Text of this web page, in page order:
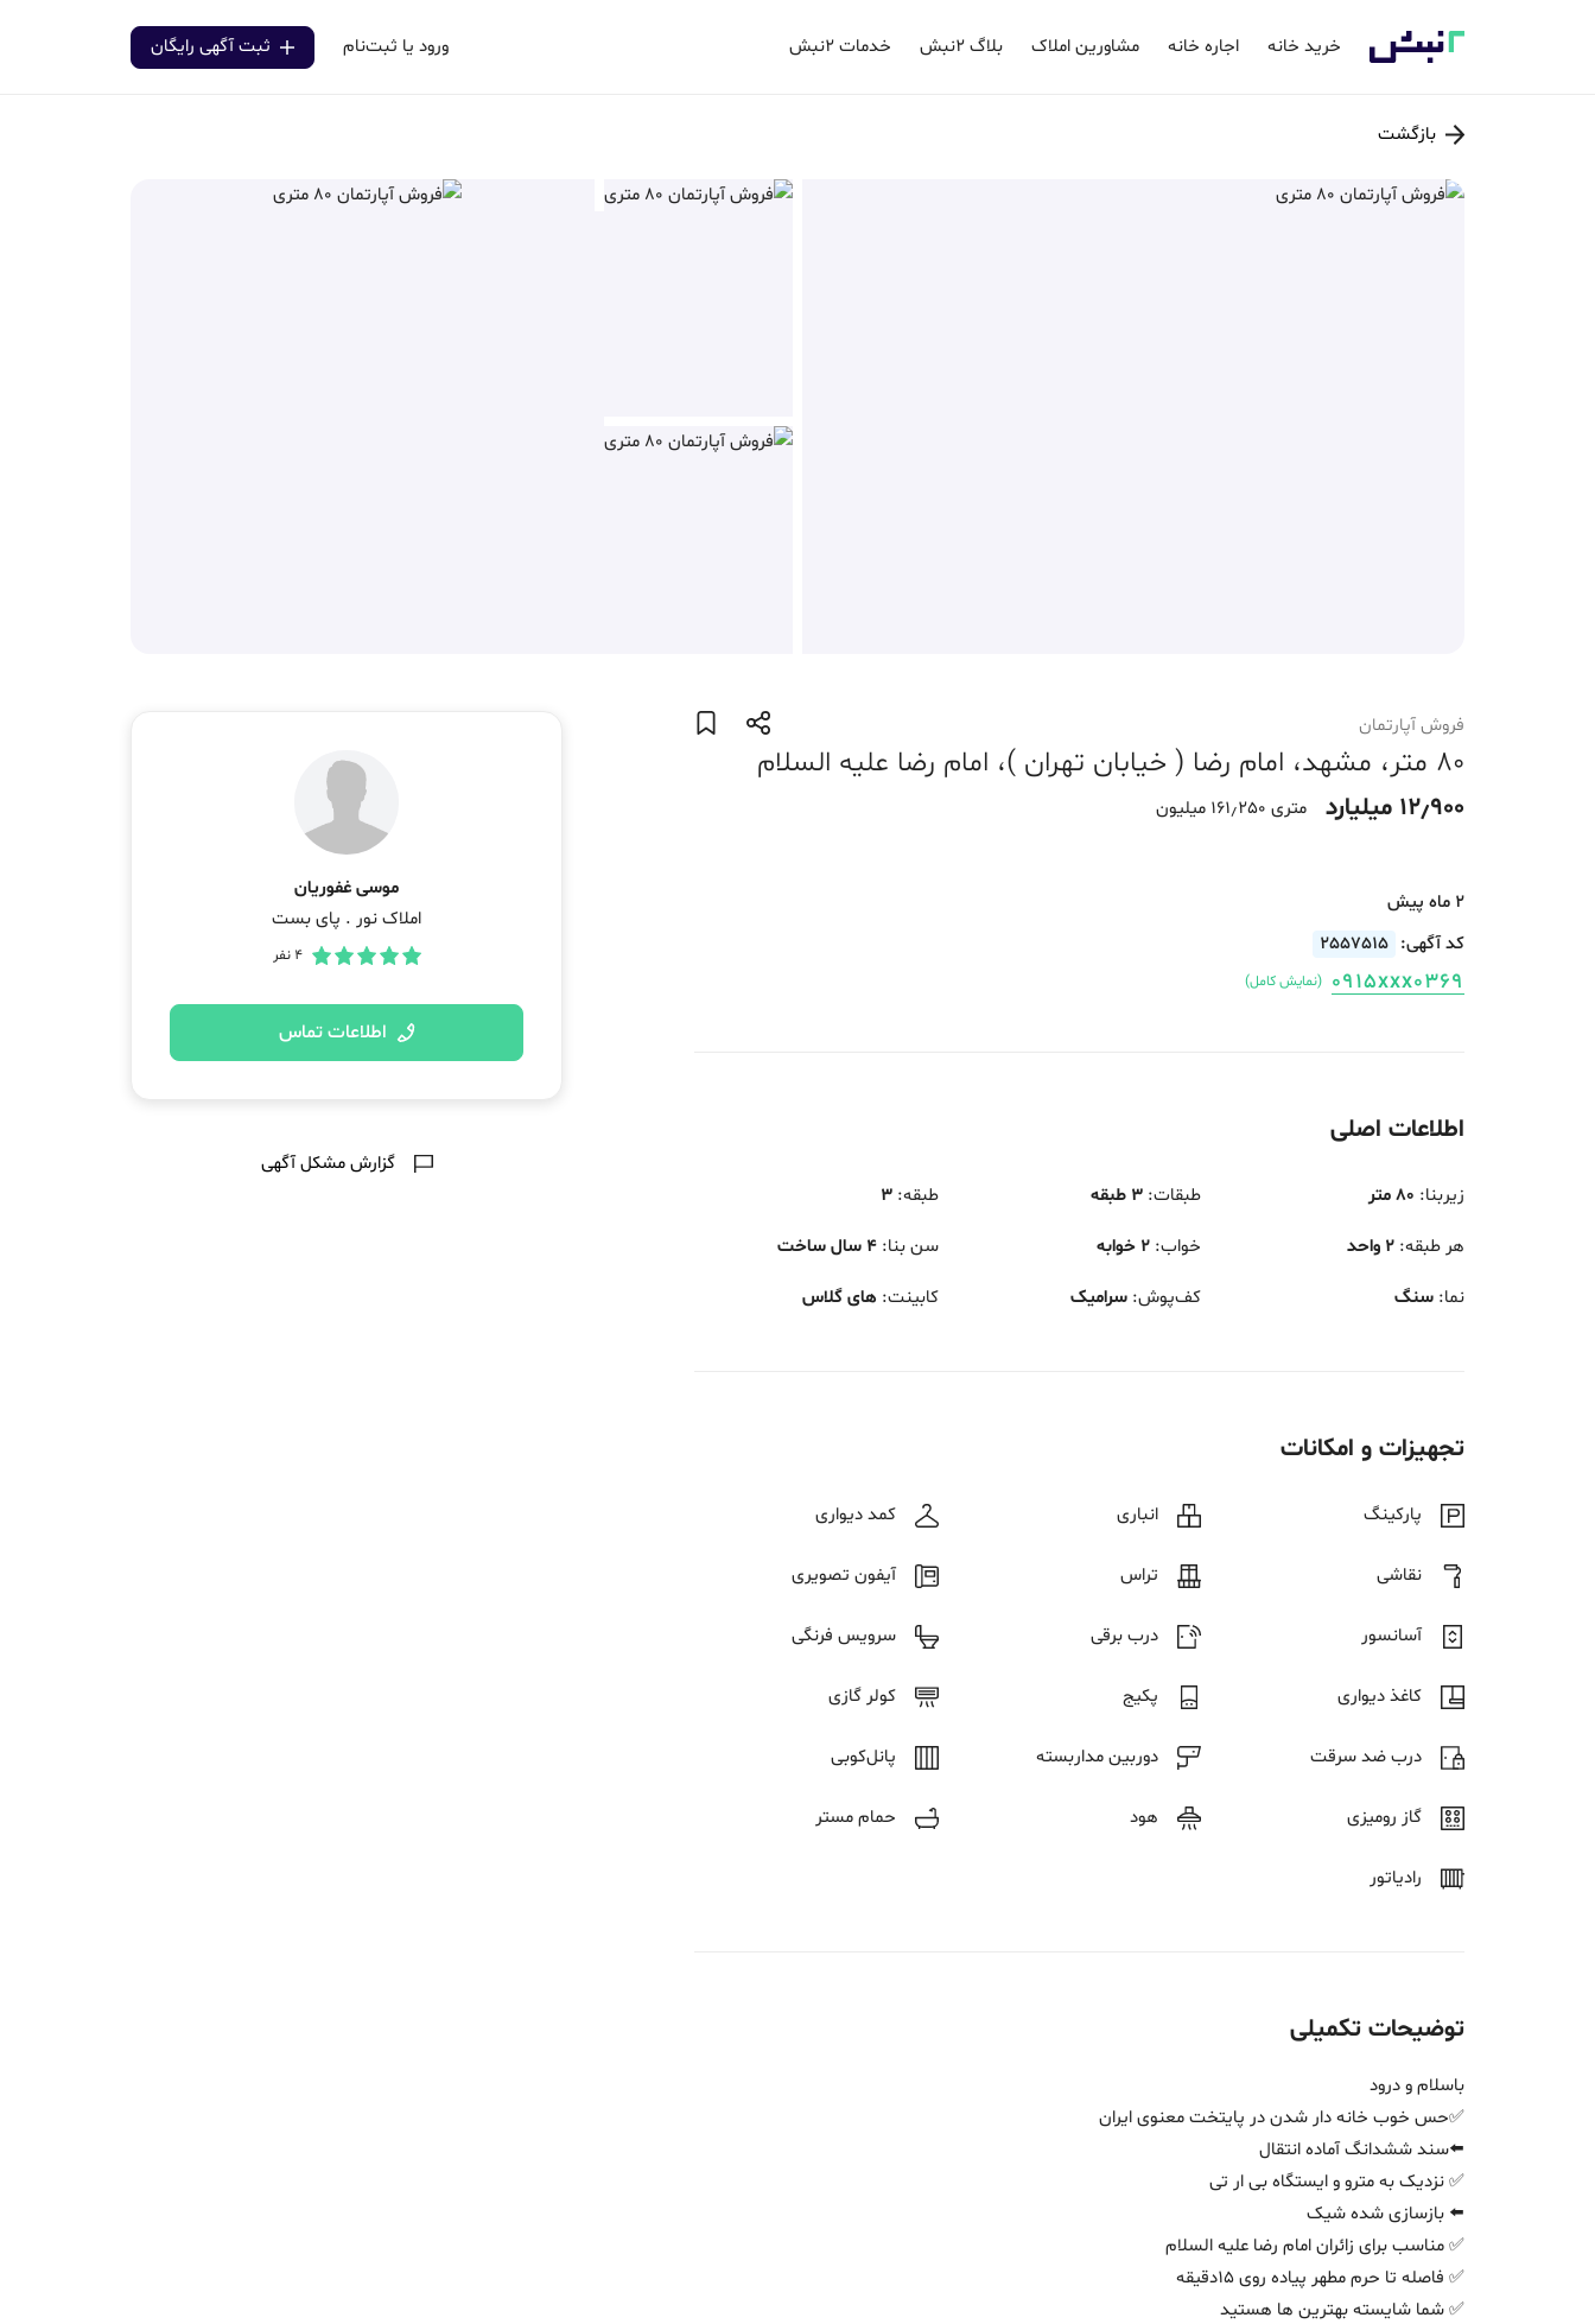
خرید خانه اجاره خانه مشاورین املاک بلاگ ۲نبش خدمات ۲نبش ورود یا ثبت‌نام ثبت آگهی رایگان
بازگشت
فروش آپارتمان
80 متر، مشهد، امام رضا ( خیابان تهران )، امام رضا علیه السلام
12٫900 میلیارد متری 161٫250 میلیون
2 ماه پیش
کد آگهی: 2557515
0915xxx0369 (نمایش کامل)
اطلاعات اصلی
زیربنا: 80 متر طبقات: 3 طبقه طبقه:
3
هر طبقه: 2 واحد خواب: 2 خوابه سن بنا:4 سال ساخت
نما: سنگ کف‌پوش: سرامیک کابینت: های گلاس
تجهیزات و امکانات
پارکینگ انباری کمد دیواری
نقاشی تراس آیفون تصویری
آسانسور درب برقی سرویس فرنگی
کاغذ دیواری پکیج کولر گازی
درب ضد سرقت دوربین مداربسته پانل‌کوبی
گاز رومیزی هود حمام مستر
رادیاتور
توضیحات تکمیلی
باسلام و درود
✅حس خوب خانه دار شدن در پایتخت معنوی ایران
⬅️سند ششدانگ آماده انتقال
✅ نزدیک به مترو و ایستگاه بی ار تی
⬅️ بازسازی شده شیک
✅ مناسب برای زائران امام رضا علیه السلام
✅ فاصله تا حرم مطهر پیاده روی 15دقیقه
✅ شما شایسته بهترین ها هستید
موسی غفوریان
املاک نور . پای بست
4 نفر
اطلاعات تماس
گزارش مشکل آگهی